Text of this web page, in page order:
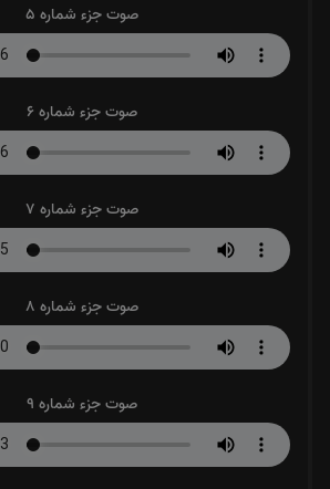
صوت جزء شماره 5
صوت جزء شماره 6
صوت جزء شماره 7
صوت جزء شماره 8
صوت جزء شماره 9